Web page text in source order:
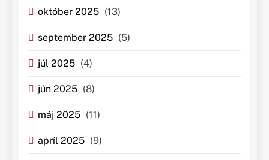
október 2025 (13)
september 2025 (5)
júl 2025 (4)
jún 2025 (8)
máj 2025 (11)
apríl 2025 (9)